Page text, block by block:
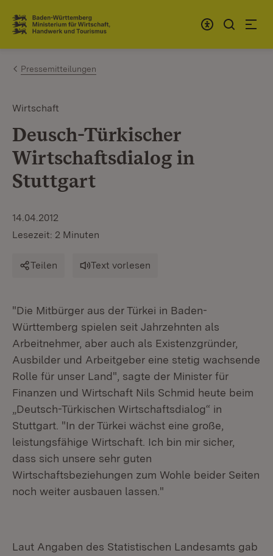
Zum Inhalt springen
Link zur Startseite
Pressemitteilungen
Wirtschaft
Deusch-Türkischer
Wirtschaftsdialog in
Stuttgart
14.04.2012
Lesezeit: 2 Minuten
Teilen Text vorlesen
"Die Mitbürger aus der Türkei in Baden-
Württemberg spielen seit Jahrzehnten als
Arbeitnehmer, aber auch als Existenzgründer,
Ausbilder und Arbeitgeber eine stetig wachsende
Rolle für unser Land", sagte der Minister für
Finanzen und Wirtschaft Nils Schmid heute beim
„Deutsch-Türkischen Wirtschaftsdialog“ in
Stuttgart. "In der Türkei wächst eine große,
leistungsfähige Wirtschaft. Ich bin mir sicher,
dass sich unsere sehr guten
Wirtschaftsbeziehungen zum Wohle beider Seiten
noch weiter ausbauen lassen."
Laut Angaben des Statistischen Landesamts gab